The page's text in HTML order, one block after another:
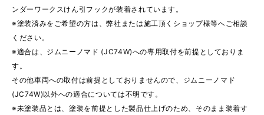
ンダーワークスけん引フックが装着されています。
※塗装済みをご希望の方は、弊社または施工頂くショップ様等へご相談
ください。
※適合は、ジムニーノマド (JC74W)への専用取付を前提としておりま
す。
その他車両への取付は前提としておりませんので、ジムニーノマド
(JC74W)以外への適合については不明です。
※未塗装品とは、塗装を前提とした製品仕上げのため、そのまま装着す